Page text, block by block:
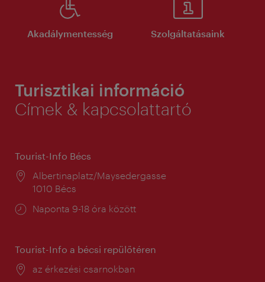
Akadálymentesség Szolgáltatásaink
Turisztikai információ
Címek & kapcsolattartó
Tourist-Info Bécs
Helyszín:
Albertinaplatz/Maysedergasse
1010 Bécs
Nyitva
Naponta 9-18 óra között
Tourist-Info a bécsi repülőtéren
Helyszín:
az érkezési csarnokban